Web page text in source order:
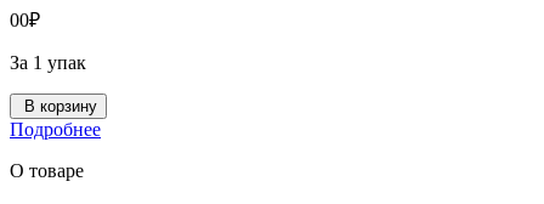
00₽
За 1 упак
В корзину
Подробнее
О товаре